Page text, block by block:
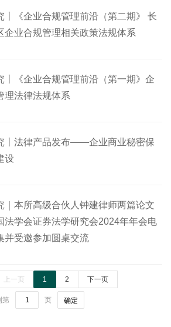
丨《企业合规管理前沿（第二期》 长
企业合规管理相关政策法规体系
丨《企业合规管理前沿（第一期》企
理法律法规体系
丨法律产品发布——企业商业秘密保
设
｜本所高级合伙人钟建律师两篇论文
法学会证券法学研究会2024年年会电
并受邀参加圆桌交流
上一页 1 2 下一页
第 页 确定